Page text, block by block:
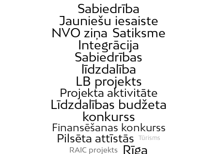
Sabiedrība
Jauniešu iesaiste
NVO ziņa Satiksme
Integrācija
Sabiedrības
līdzdalība
LB projekts
Projekta aktivitāte
Līdzdalības budžeta
konkurss
Finansēšanas konkurss
Pilsēta attīstās Tūrisms
RAIC projekts
Rīga